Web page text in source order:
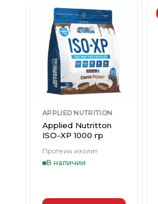
можно
выбрать
на
странице
товара.
Добавить
в
Вишлист
APPLIED NUTRITION
Applied Nutritton
ISO-XP 1000 гр
Протеин изолят
В наличии